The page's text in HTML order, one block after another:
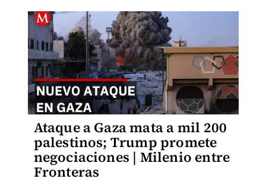
Ataque a Gaza mata a mil 200
palestinos; Trump promete
negociaciones | Milenio entre
Fronteras